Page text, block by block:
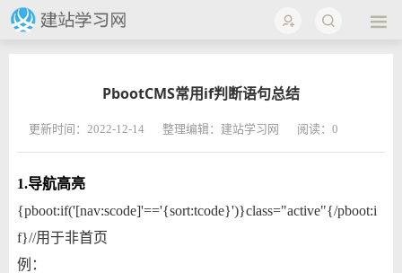
PbootCMS常用if判断语句总结
更新时间：2022-12-14 整理编辑：建站学习网 阅读： 0
1.导航高亮
{pboot:if('[nav:scode]'=='{sort:tcode}')}class="active"{/pboot:i
f}//用于非首页
例：